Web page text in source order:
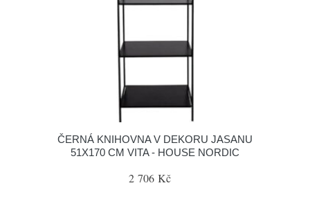
ČERNÁ KNIHOVNA V DEKORU JASANU
51X170 CM VITA - HOUSE NORDIC
2 706 Kč